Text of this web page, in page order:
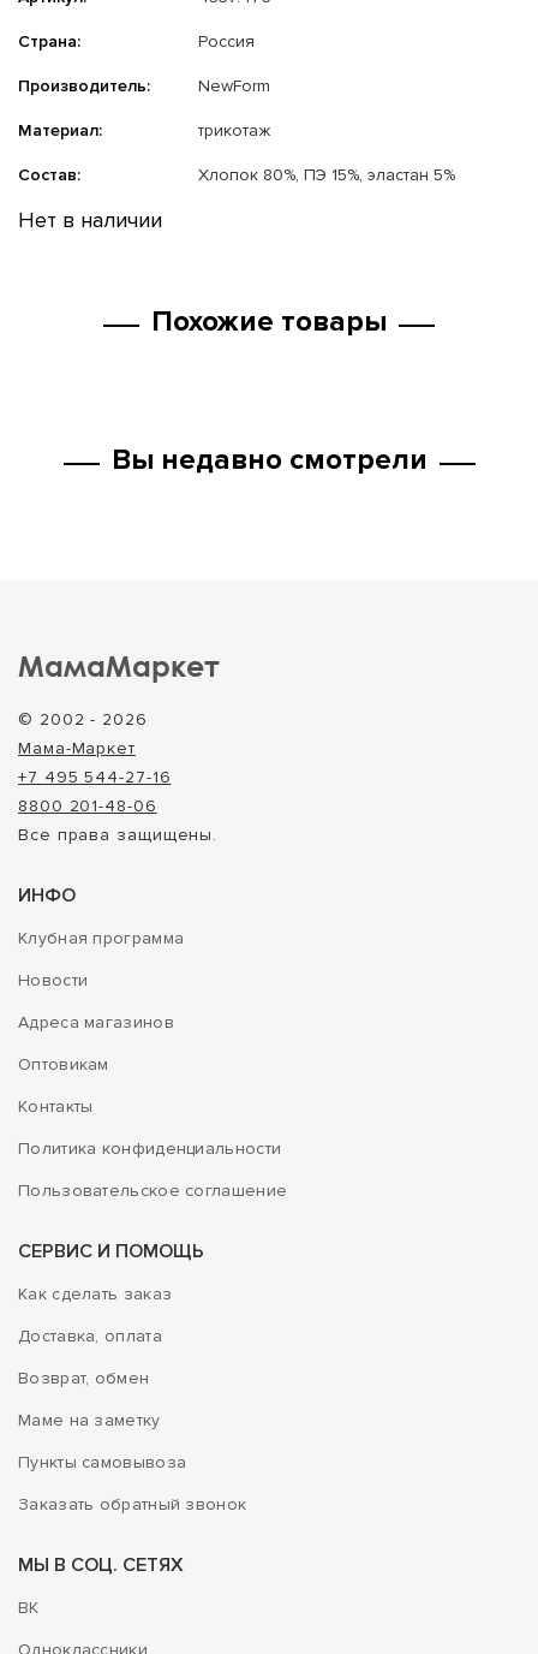
Страна: Россия
Производитель: NewForm
Материал: трикотаж
Состав: Хлопок 80%, ПЭ 15%, эластан 5%
Нет в наличии
Похожие товары
Вы недавно смотрели
МамаМаркет
© 2002 - 2026
Мама-Маркет
+7 495 544-27-16
8800 201-48-06
Все права защищены.
ИНФО
Клубная программа
Новости
Адреса магазинов
Оптовикам
Контакты
Политика конфиденциальности
Пользовательское соглашение
СЕРВИС И ПОМОЩЬ
Как сделать заказ
Доставка, оплата
Возврат, обмен
Маме на заметку
Пункты самовывоза
Заказать обратный звонок
МЫ В СОЦ. СЕТЯХ
ВК